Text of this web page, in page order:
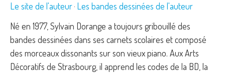
Le site de l'auteur Les bandes dessinées de l'auteur
Né en 1977, Sylvain Dorange a toujours gribouillé des
bandes dessinées dans ses carnets scolaires et composé
des morceaux dissonants sur son vieux piano. Aux Arts
Décoratifs de Strasbourg, il apprend les codes de la BD, la